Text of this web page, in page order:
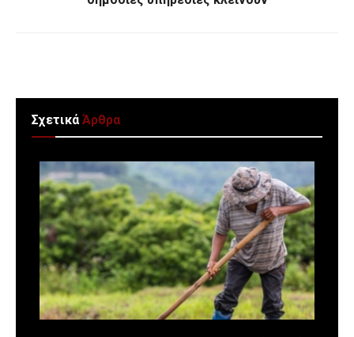
ΣχετικάΆρθρα